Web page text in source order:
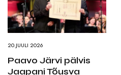
20.JUULI 2026
Paavo Järvi pälvis
Jaapani Tõusva